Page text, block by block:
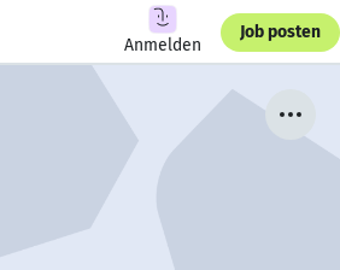
Anmelden
Job posten